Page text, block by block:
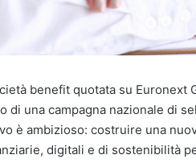
benefit quotata su
di una campagna nazionale di
è ambizioso: costruire una
digitali e di sostenibilità